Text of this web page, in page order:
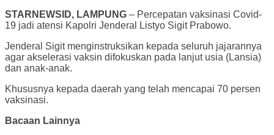
STARNEWSID, LAMPUNG – Percepatan vaksinasi Covid-
19 jadi atensi Kapolri Jenderal Listyo Sigit Prabowo.
Jenderal Sigit menginstruksikan kepada seluruh jajarannya
agar akselerasi vaksin difokuskan pada lanjut usia (Lansia)
dan anak-anak.
Khususnya kepada daerah yang telah mencapai 70 persen
vaksinasi.
Bacaan Lainnya